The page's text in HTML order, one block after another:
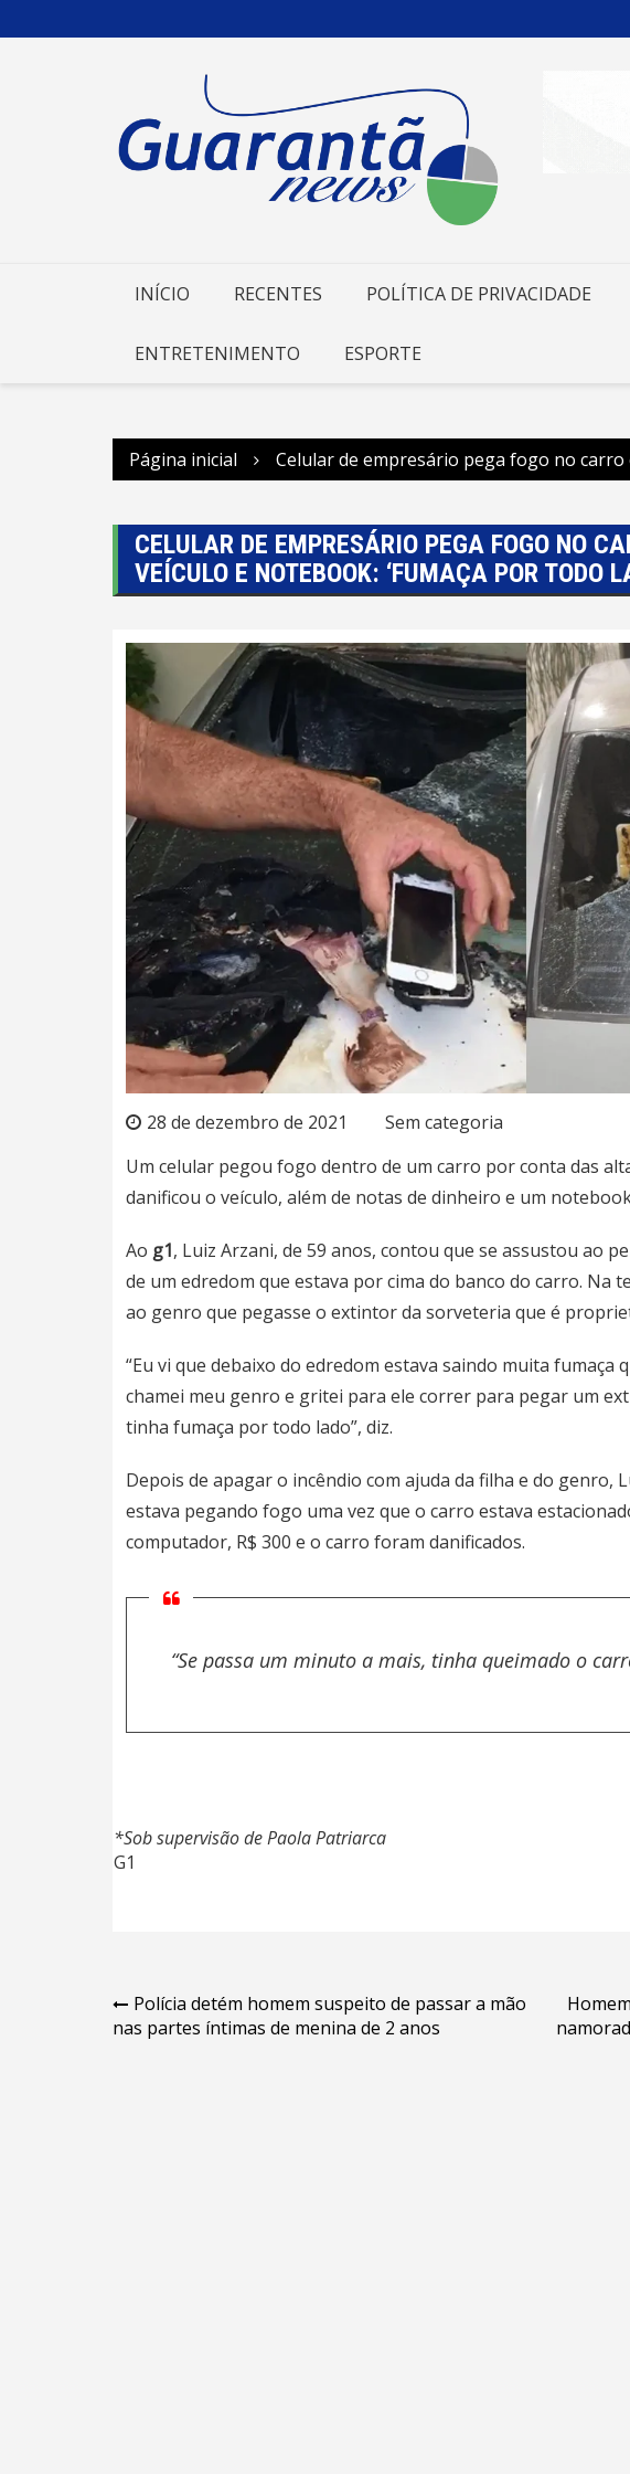
para
INÍCIO RECENTES POLÍTICA DE PRIVACIDADE
ENTRETENIMENTO ESPORTE
Página inicial Celular de empresário pega fogo no carro
CELULAR DE EMPRESÁRIO PEGA FOGO NO
VEÍCULO E NOTEBOOK: ‘FUMAÇA POR TODO
28 de dezembro de 2021
Sem categoria
Um celular pegou fogo dentro de um carro por conta das
danificou o veículo, além de notas de dinheiro e um
Ao g1, Luiz Arzani, de 59 anos, contou que se assustou ao
de um edredom que estava por cima do banco do carro. Na
ao genro que pegasse o extintor da sorveteria que é
“Eu vi que debaixo do edredom estava saindo muita
chamei meu genro e gritei para ele correr para pegar um
tinha fumaça por todo lado”, diz.
Depois de apagar o incêndio com ajuda da filha e do genro,
estava pegando fogo uma vez que o carro estava
computador, R$ 300 e o carro foram danificados.
“Se passa um minuto a mais, tinha queimado o
*Sob supervisão de Paola Patriarca
G1
Navegação
de
Polícia detém homem suspeito de passar a mão
nas partes íntimas de menina de 2 anos